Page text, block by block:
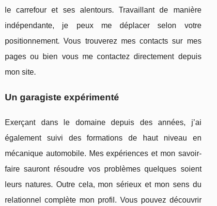
le carrefour et ses alentours. Travaillant de manière
indépendante, je peux me déplacer selon votre
positionnement. Vous trouverez mes contacts sur mes
pages ou bien vous me contactez directement depuis
mon site.
Un garagiste expérimenté
Exerçant dans le domaine depuis des années, j’ai
également suivi des formations de haut niveau en
mécanique automobile. Mes expériences et mon savoir-
faire sauront résoudre vos problèmes quelques soient
leurs natures. Outre cela, mon sérieux et mon sens du
relationnel complète mon profil. Vous pouvez découvrir